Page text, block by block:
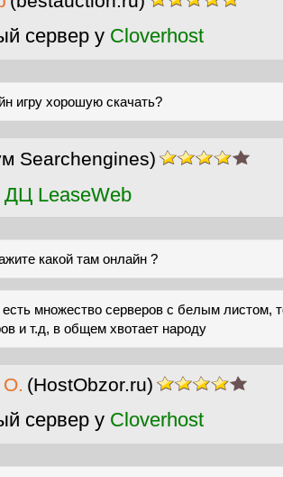
сервер у Cloverhost
игру хорошую скачать?
Searchengines)
ДЦ LeaseWeb
какой там онлайн ?
множество серверов с белым листом,
и т.д, в общем хвотает народу
О. (HostObzor.ru)
сервер у Cloverhost